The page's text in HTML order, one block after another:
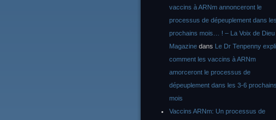
vaccins à ARNm annonceront le
processus de dépeuplement dans
prochains mois… ! – La Voix de Dieu
Magazine dans Le Dr Tenpenny
comment les vaccins à ARNm
amorceront le processus de
dépeuplement dans les 3-6 prochains
mois
Vaccins ARNm: Un processus de